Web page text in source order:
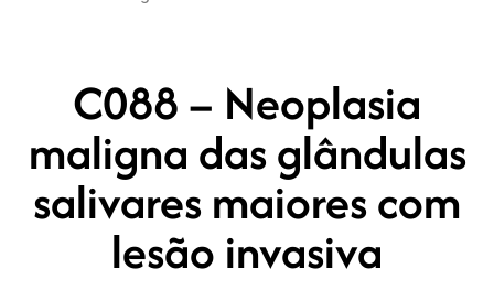
C088 – Neoplasia
maligna das glândulas
salivares maiores com
lesão invasiva